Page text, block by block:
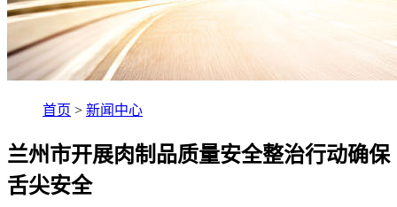
首页 > 新闻中心
兰州市开展肉制品质量安全整治行动确保
舌尖安全